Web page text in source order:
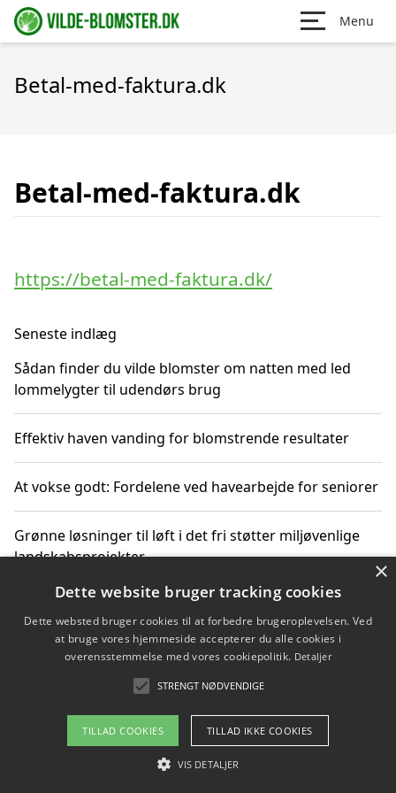
Menu
Betal-med-faktura.dk
Betal-med-faktura.dk
https://betal-med-faktura.dk/
Seneste indlæg
Sådan finder du vilde blomster om natten med led
lommelygter til udendørs brug
Effektiv haven vanding for blomstrende resultater
At vokse godt: Fordelene ved havearbejde for seniorer
Grønne løsninger til løft i det fri støtter miljøvenlige
landskabsprojekter
Gør haven til et frirum for familien og naturen
Copyright 2026 - Pilanto Aps
Om / kontakt
Blog Betingelser
×
Dette website bruger tracking cookies
Dette websted bruger cookies til at forbedre brugeroplevelsen. Ved
at bruge vores hjemmeside accepterer du alle cookies i
overensstemmelse med vores cookiepolitik. Detaljer
STRENGT NØDVENDIGE
TILLAD COOKIES TILLAD IKKE COOKIES
VIS DETALJER